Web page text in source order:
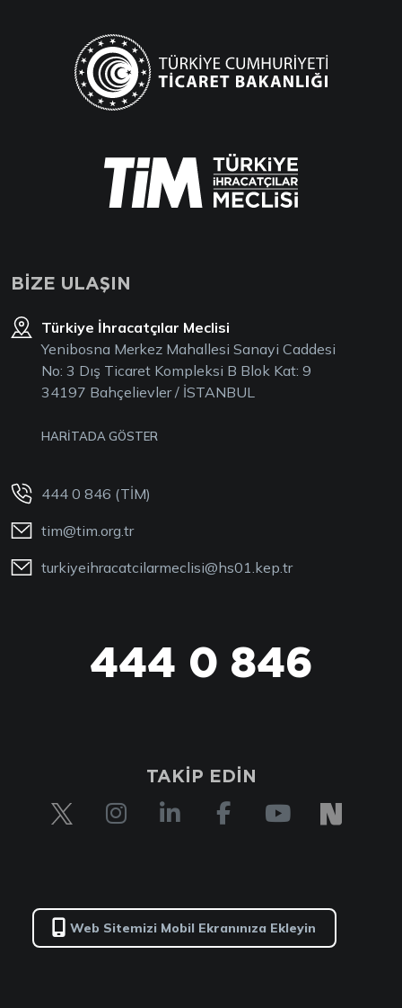
BİZE ULAŞIN
Türkiye İhracatçılar Meclisi
Yenibosna Merkez Mahallesi Sanayi Caddesi
No: 3 Dış Ticaret Kompleksi B Blok Kat: 9
34197 Bahçelievler / İSTANBUL
HARİTADA GÖSTER
444 0 846 (TİM)
tim@tim.org.tr
turkiyeihracatcilarmeclisi@hs01.kep.tr
444 0 846
TAKİP EDİN
Web Sitemizi Mobil Ekranınıza Ekleyin